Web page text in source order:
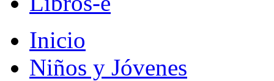
Inicio
Niños y Jóvenes